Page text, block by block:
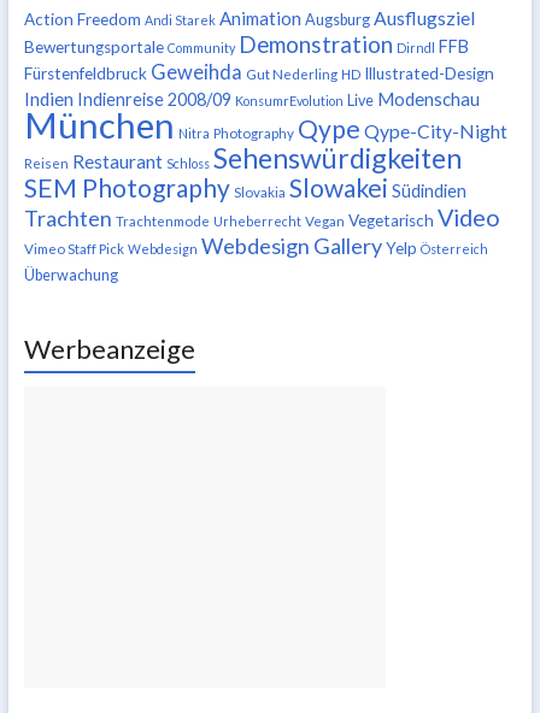
Action Freedom Andi Starek Animation Augsburg Ausflugsziel
Bewertungsportale Community Demonstration Dirndl FFB
Fürstenfeldbruck Geweihda Gut Nederling HD Illustrated-Design
Indien Indienreise 2008/09 KonsumrEvolution Live Modenschau
München Nitra Photography Qype Qype-City-Night
Reisen Restaurant Schloss Sehenswürdigkeiten
SEM Photography Slovakia Slowakei Südindien
Trachten Trachtenmode Urheberrecht Vegan Vegetarisch Video
Vimeo Staff Pick Webdesign Webdesign Gallery Yelp Österreich
Überwachung
Werbeanzeige